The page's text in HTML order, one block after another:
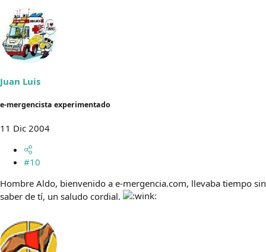
Juan Luis
e-mergencista experimentado
11 Dic 2004
#10
Hombre Aldo, bienvenido a e-mergencia.com, llevaba tiempo sin
saber de tí, un saludo cordial.